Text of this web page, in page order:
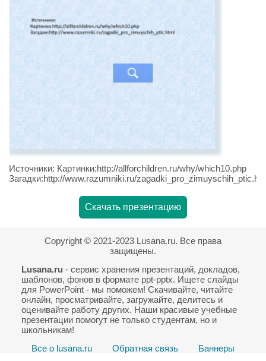
Источники: Картинки:http://allforchildren.ru/why/which10.php
Загадки:http://www.razumniki.ru/
Скачать презентацию
Copyright © 2021-2023 Lusana.ru. Все права
защищены.
Lusana.ru - сервис хранения презентаций, докладов,
шаблонов, фонов в формате ppt-pptx. Ищете слайды
для PowerPoint - мы поможем! Скачивайте, читайте
онлайн, просматривайте, загружайте, делитесь и
оценивайте работу других. Наши красивые учебные
презентации помогут не только студентам, но и
школьникам!
Все о lusana.ru
Обратная связь Баннеры